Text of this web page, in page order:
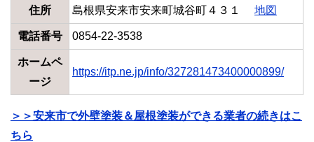
住所 島根県安来市安来町城谷町４３１ 地図
電話番号 0854-22-3538
ホームペ
ージ
https://itp.ne.jp/info/327281473400000899/
＞＞安来市で外壁塗装＆屋根塗装ができる業者の続きはこ
ちら